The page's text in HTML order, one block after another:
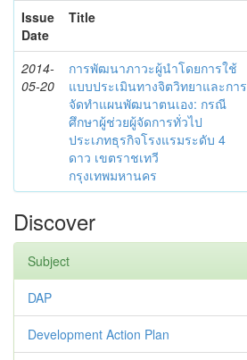
Issue
Date
Title
2014-
05-20
การพัฒนาภาวะผู้นำโดยการใช้
แบบประเมินทางจิตวิทยาและการ
จัดทำแผนพัฒนาตนเอง: กรณี
ศึกษาผู้ช่วยผู้จัดการทั่วไป
ประเภทธุรกิจโรงแรมระดับ 4
ดาว เขตราชเทวี
กรุงเทพมหานคร
Discover
Subject
DAP
Development Action Plan